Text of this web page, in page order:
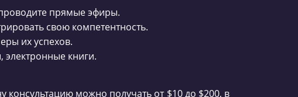
прямые эфиры.
свою компетентность.
их успехов.
электронные книги.
консультацию можно получать от $10 до $200, в